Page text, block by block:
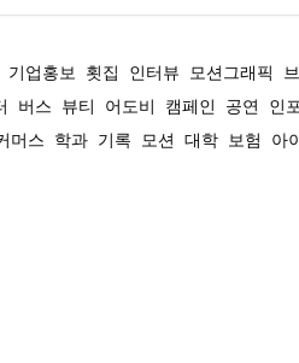
기업홍보 횟집 인터뷰 모션그래픽
버스 뷰티 어도비 캠페인 공연 인
머스 학과 기록 모션 대학 보험 아